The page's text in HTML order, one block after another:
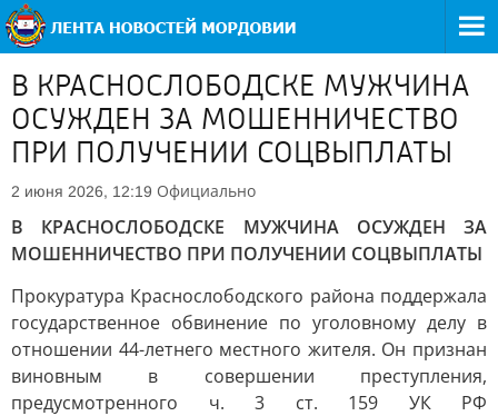
В КРАСНОСЛОБОДСКЕ МУЖЧИНА
ОСУЖДЕН ЗА МОШЕННИЧЕСТВО
ПРИ ПОЛУЧЕНИИ СОЦВЫПЛАТЫ
2 июня 2026, 12:19 Официально
В КРАСНОСЛОБОДСКЕ МУЖЧИНА ОСУЖДЕН ЗА
МОШЕННИЧЕСТВО ПРИ ПОЛУЧЕНИИ СОЦВЫПЛАТЫ
Прокуратура Краснослободского района поддержала
государственное обвинение по уголовному делу в
отношении 44-летнего местного жителя. Он признан
виновным в совершении преступления,
предусмотренного ч. 3 ст. 159 УК РФ